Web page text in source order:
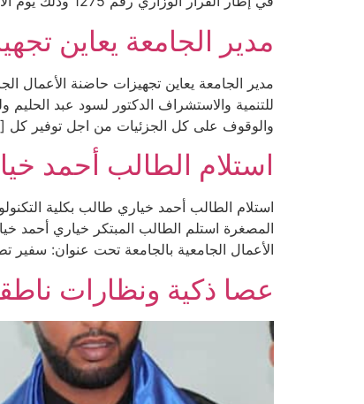
مدير الجامعة يعاين
للتنمية والاستشراف الدكتور لسود عبد
والوقوف على كل الجزئيات من اجل توفير
استلام الطالب أحمد
المصغرة استلم الطالب المبتكر خياري
الأعمال الجامعية بالجامعة تحت عنوان: سفير
عصا ذكية ونظارات